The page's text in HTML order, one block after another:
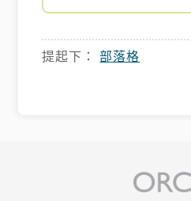
提起下：部落格